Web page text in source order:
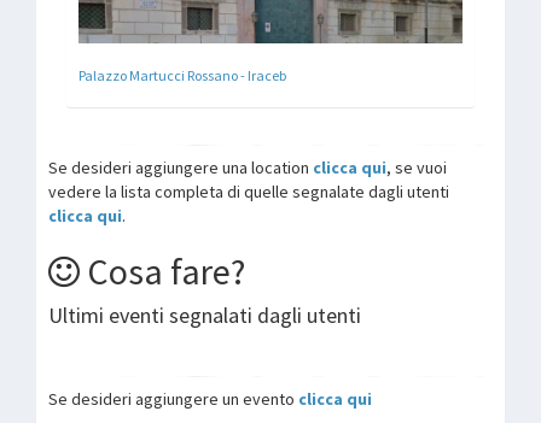
Palazzo Martucci Rossano - Iraceb
Se desideri aggiungere una location clicca qui, se vuoi
vedere la lista completa di quelle segnalate dagli utenti
clicca qui.
Cosa fare?
Ultimi eventi segnalati dagli utenti
Se desideri aggiungere un evento clicca qui